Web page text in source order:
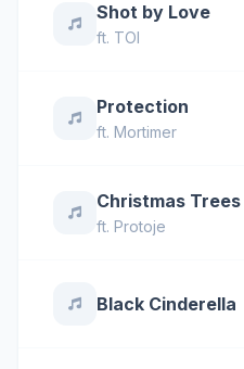
Shot by Love
ft. TOI
Protection
ft. Mortimer
Christmas Trees
ft. Protoje
Black Cinderella